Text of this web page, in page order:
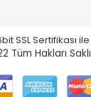
SSL Sertifikası
Tüm Hakları